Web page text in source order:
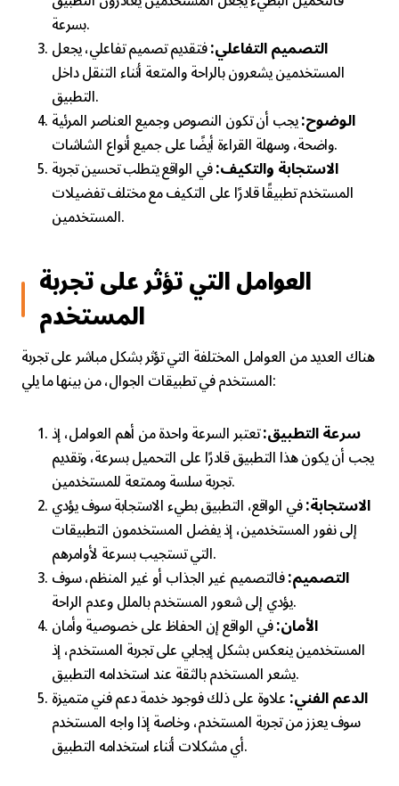
بسرعة.
التصميم التفاعلي:فتقديم تصميم تفاعلي، يجعل
المستخدمين يشعرون بالراحة والمتعة أثناء التنقل داخل
التطبيق.
الوضوح:يجب أن تكون النصوص وجميع العناصر المرئية
واضحة، وسهلة القراءة أيضًا على جميع أنواع الشاشات.
الاستجابة والتكيف:في الواقع يتطلب تحسين تجربة
المستخدم تطبيقًا قادرًا على التكيف مع مختلف تفضيلات
المستخدمين.
العوامل التي تؤثر على تجربة
المستخدم
هناك العديد من العوامل المختلفة التي تؤثر بشكل مباشر على تجربة
المستخدم في تطبيقات الجوال، من بينها ما يلي:
سرعة التطبيق:تعتبر السرعة واحدة من أهم العوامل، إذ
يجب أن يكون هذا التطبيق قادرًا على التحميل بسرعة، وتقديم
تجربة سلسة وممتعة للمستخدمين.
الاستجابة:في الواقع، التطبيق بطيء الاستجابة سوف يؤدي
إلى نفور المستخدمين، إذ يفضل المستخدمون التطبيقات
التي تستجيب بسرعة لأوامرهم.
التصميم:فالتصميم غير الجذاب أو غير المنظم، سوف
يؤدي إلى شعور المستخدم بالملل وعدم الراحة.
الأمان:في الواقع إن الحفاظ على خصوصية وأمان
المستخدمين ينعكس بشكل إيجابي على تجربة المستخدم، إذ
يشعر المستخدم بالثقة عند استخدامه التطبيق.
الدعم الفني:علاوة على ذلك فوجود خدمة دعم فني متميزة
سوف يعزز من تجربة المستخدم، وخاصة إذا واجه المستخدم
أي مشكلات أثناء استخدامه التطبيق.